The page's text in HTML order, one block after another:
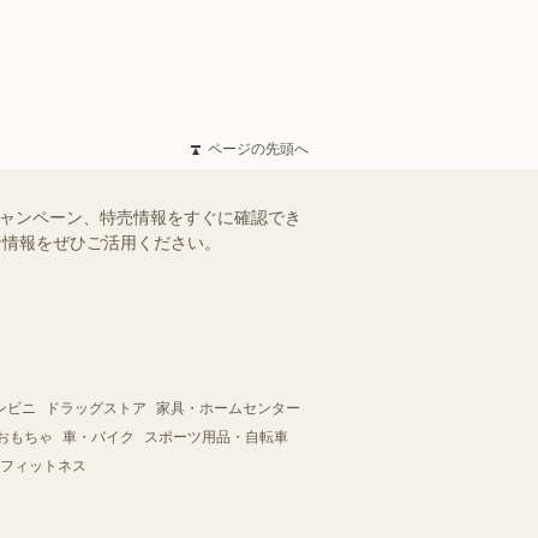
ページの先頭へ
ンペーン、特売情報をすぐに確認でき
報をぜひご活用ください。
ビニ ドラッグストア
家具・ホームセンター
もちゃ
車・バイク
スポーツ用品・自転車
ィットネス